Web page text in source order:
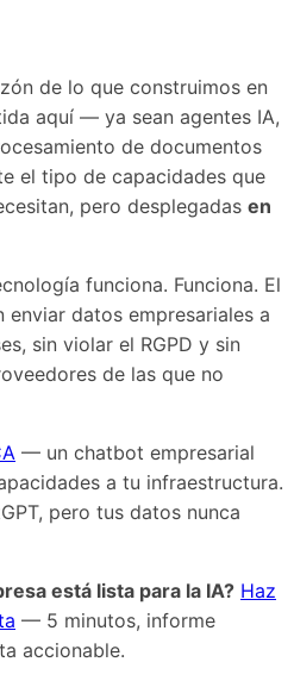
de lo que construimos en
aquí — ya sean agentes IA,
de documentos
el tipo de capacidades que
pero desplegadas en
funciona. Funciona. El
datos empresariales a
sin violar el RGPD y sin
de las que no
— un chatbot empresarial
a tu infraestructura.
pero tus datos nunca
está lista para la IA? Haz
— 5 minutos, informe
accionable.